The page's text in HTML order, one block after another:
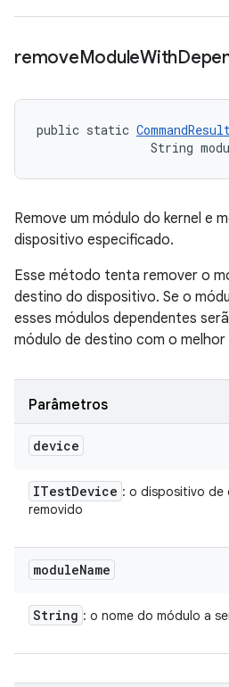
removeModuleWith
public static
String
Remove um módulo do kernel e
dispositivo especificado.
Esse método tenta remover o
destino do dispositivo. Se o
esses módulos dependentes
módulo de destino com o
Parâmetros
device
ITestDevice : o dispositivo de
removido
moduleName
String : o nome do módulo a